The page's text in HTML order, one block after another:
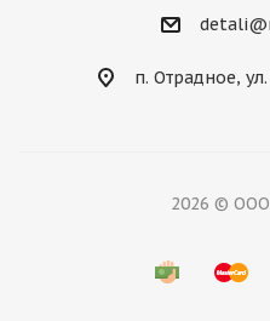
п. Отрадное,
2026 ©